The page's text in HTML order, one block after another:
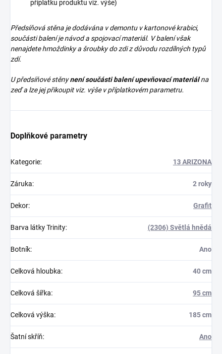
příplatku produktu viz. výše)
Předsíňová stěna je dodávána v demontu v kartonové krabici,
součásti balení je návod a spojovací materiál. V balení však
nenajdetehmoždinky a šroubky do zdi z důvodu rozdílných typů
zdí.
U předsíňové stěnynení součásti balení upevňovací materiálna
zeď a lze jej přikoupit viz. výše v příplatkovém parametru.
Doplňkové parametry
Kategorie: 13 ARIZONA
Záruka: 2 roky
Dekor: Grafit
Barva látky Trinity: (2306) Světlá hnědá
Botník: Ano
Celková hloubka: 40 cm
Celková šířka: 95 cm
Celková výška: 185 cm
Šatní skříň: Ano